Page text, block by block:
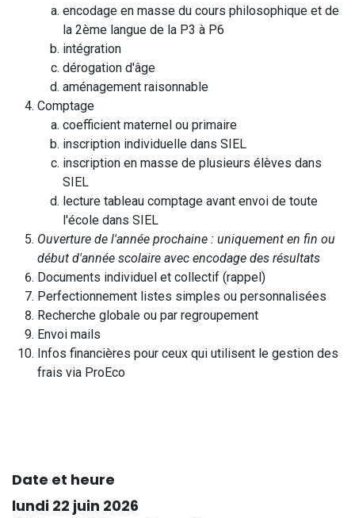
encodage en masse du cours philosophique et de
la 2ème langue de la P3 à P6
intégration
dérogation d'âge
aménagement raisonnable
Comptage
coefficient maternel ou primaire
inscription individuelle dans SIEL
inscription en masse de plusieurs élèves dans
SIEL
lecture tableau comptage avant envoi de toute
l'école dans SIEL
Ouverture de l'année prochaine : uniquement en fin ou
début d'année scolaire avec encodage des résultats
Documents individuel et collectif (rappel)
Perfectionnement listes simples ou personnalisées
Recherche globale ou par regroupement
Envoi mails
Infos financières pour ceux qui utilisent le gestion des
frais via ProEco
Date et heure
lundi 22 juin 2026